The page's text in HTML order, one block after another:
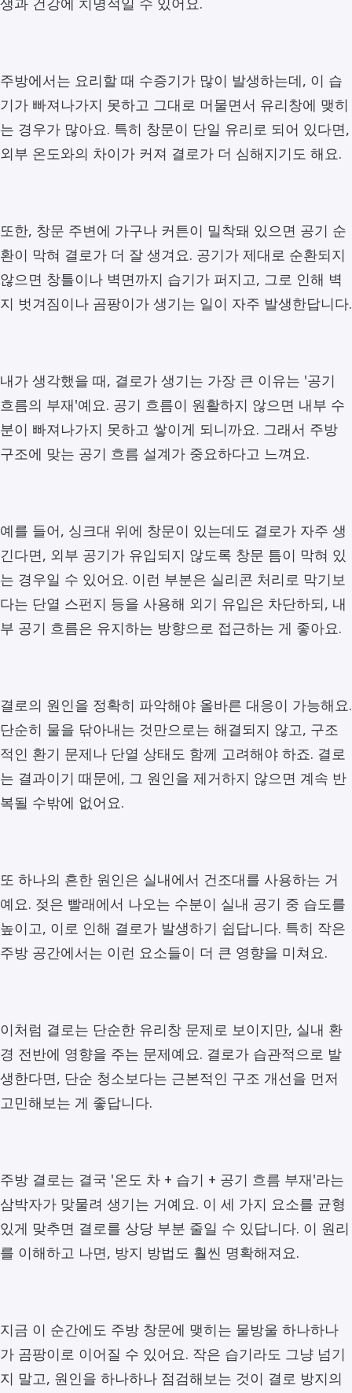
주방에서는 요리할 때 수증기가 많이 발생하는데, 이 습
기가 빠져나가지 못하고 그대로 머물면서 유리창에 맺히
는 경우가 많아요. 특히 창문이 단일 유리로 되어 있다면,
외부 온도와의 차이가 커져 결로가 더 심해지기도 해요.
또한, 창문 주변에 가구나 커튼이 밀착돼 있으면 공기 순
환이 막혀 결로가 더 잘 생겨요. 공기가 제대로 순환되지
않으면 창틀이나 벽면까지 습기가 퍼지고, 그로 인해 벽
지 벗겨짐이나 곰팡이가 생기는 일이 자주 발생한답니다.
내가 생각했을 때, 결로가 생기는 가장 큰 이유는 '공기
흐름의 부재'예요. 공기 흐름이 원활하지 않으면 내부 수
분이 빠져나가지 못하고 쌓이게 되니까요. 그래서 주방
구조에 맞는 공기 흐름 설계가 중요하다고 느껴요.
예를 들어, 싱크대 위에 창문이 있는데도 결로가 자주 생
긴다면, 외부 공기가 유입되지 않도록 창문 틈이 막혀 있
는 경우일 수 있어요. 이런 부분은 실리콘 처리로 막기보
다는 단열 스펀지 등을 사용해 외기 유입은 차단하되, 내
부 공기 흐름은 유지하는 방향으로 접근하는 게 좋아요.
결로의 원인을 정확히 파악해야 올바른 대응이 가능해요.
단순히 물을 닦아내는 것만으로는 해결되지 않고, 구조
적인 환기 문제나 단열 상태도 함께 고려해야 하죠. 결로
는 결과이기 때문에, 그 원인을 제거하지 않으면 계속 반
복될 수밖에 없어요.
또 하나의 흔한 원인은 실내에서 건조대를 사용하는 거
예요. 젖은 빨래에서 나오는 수분이 실내 공기 중 습도를
높이고, 이로 인해 결로가 발생하기 쉽답니다. 특히 작은
주방 공간에서는 이런 요소들이 더 큰 영향을 미쳐요.
이처럼 결로는 단순한 유리창 문제로 보이지만, 실내 환
경 전반에 영향을 주는 문제예요. 결로가 습관적으로 발
생한다면, 단순 청소보다는 근본적인 구조 개선을 먼저
고민해보는 게 좋답니다.
주방 결로는 결국 '온도 차 + 습기 + 공기 흐름 부재'라는
삼박자가 맞물려 생기는 거예요. 이 세 가지 요소를 균형
있게 맞추면 결로를 상당 부분 줄일 수 있답니다. 이 원리
를 이해하고 나면, 방지 방법도 훨씬 명확해져요.
지금 이 순간에도 주방 창문에 맺히는 물방울 하나하나
가 곰팡이로 이어질 수 있어요. 작은 습기라도 그냥 넘기
지 말고, 원인을 하나하나 점검해보는 것이 결로 방지의